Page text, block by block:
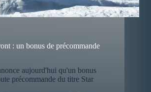
: un bonus de précommande
aujourd'hui qu'un bonus
précommande du titre Star